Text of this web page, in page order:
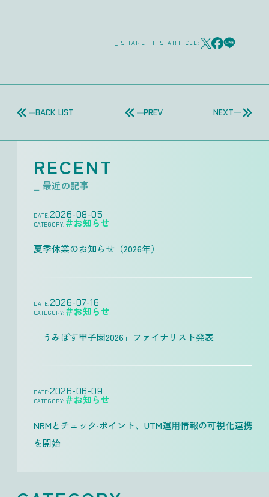
_ SHARE THIS ARTICLE:
BACK LIST PREV NEXT
RECENT
_ 最近の記事
DATE:2026-08-05
CATEGORY: ＃お知らせ
夏季休業のお知らせ（2026年）
DATE:2026-07-16
CATEGORY: ＃お知らせ
「うみぽす甲子園2026」ファイナリスト発表
DATE:2026-06-09
CATEGORY: ＃お知らせ
NRMとチェック‧ポイント、UTM運⽤情報の可視化連携
を開始